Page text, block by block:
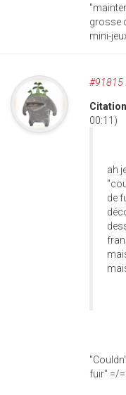
grosse
mini-
#91815
Citation
00:11)
ah
de
fuir" =/